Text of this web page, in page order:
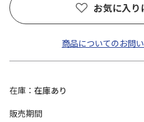
お気に入り
商品についてのお問
在庫
在庫あり
販売期間